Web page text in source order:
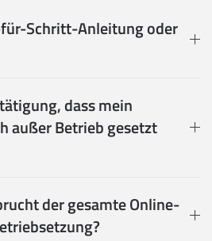
Schritt-Anleitung oder
dass mein
außer Betrieb gesetzt
der gesamte Online-